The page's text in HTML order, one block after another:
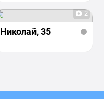
2
Николай, 35